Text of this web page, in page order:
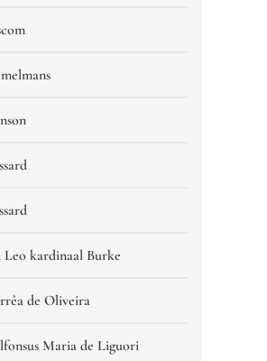
Leo kardinaal Burke
de Oliveira
Maria de Liguori